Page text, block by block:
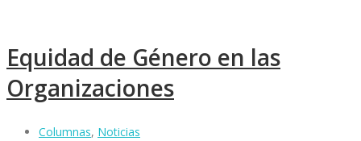
Equidad de Género en las
Organizaciones
Columnas, Noticias